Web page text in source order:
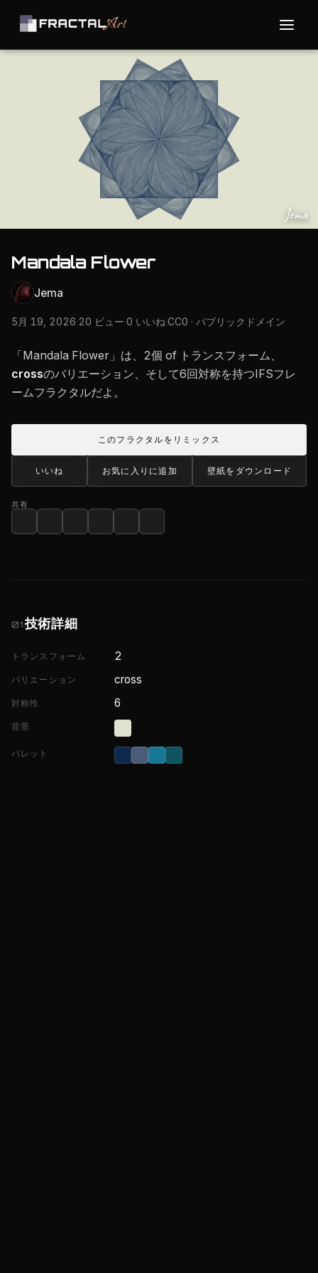
Jema
Mandala Flower
Jema
5月 19, 2026·20 ビュー·0 いいね·CC0 · パブリックドメイン
「Mandala Flower」は、2個 of トランスフォーム、
crossのバリエーション、そして6回対称を持つIFSフレ
ームフラクタルだよ。
このフラクタルをリミックス
いいね お気に入りに追加 壁紙をダウンロード
共有
01技術詳細
トランスフォーム 2
バリエーション cross
対称性 6
背景
パレット